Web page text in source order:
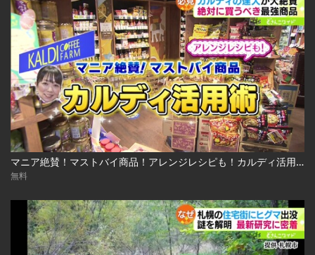
マニア絶賛！マストバイ商品！アレンジレシピも！カルディ活用術 2023.03.13放送
無料